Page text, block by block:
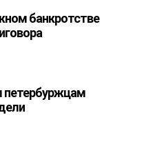
банкротстве
петербуржцам